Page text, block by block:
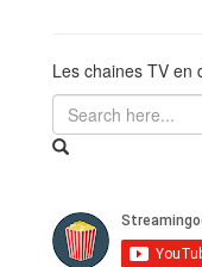
Les chaines TV en